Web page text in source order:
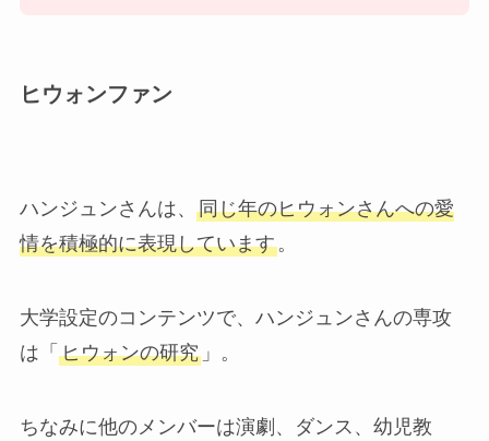
ヒウォンファン
ハンジュンさんは、 同じ年のヒウォンさんへの愛
情を積極的に表現しています。
大学設定のコンテンツで、ハンジュンさんの専攻
は「 ヒウォンの研究」。
ちなみに他のメンバーは演劇、ダンス、幼児教